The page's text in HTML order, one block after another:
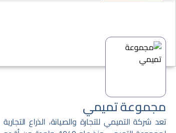
مجموعة تميمي
تعد شركة التميمي للتجارة والصيانة، الذراع التجارية